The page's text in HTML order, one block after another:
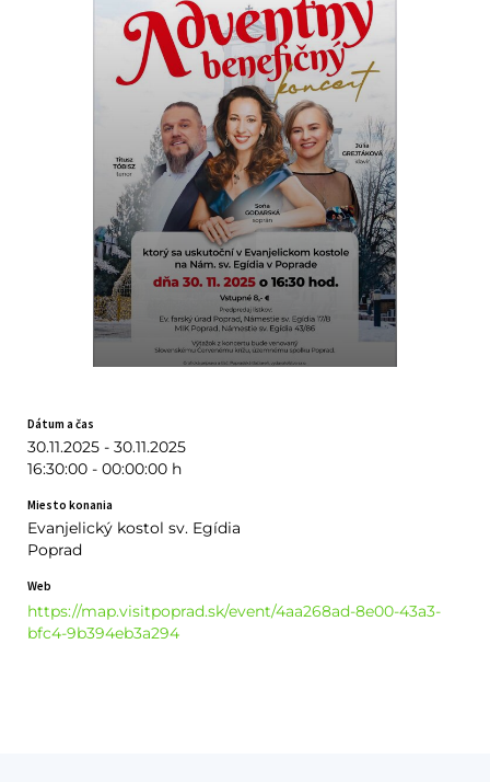
Dátum a čas
30.11.2025 - 30.11.2025
16:30:00 - 00:00:00 h
Miesto konania
Evanjelický kostol sv. Egídia
Poprad
Web
https://map.visitpoprad.sk/event/4aa268ad-8e00-43a3-
bfc4-9b394eb3a294